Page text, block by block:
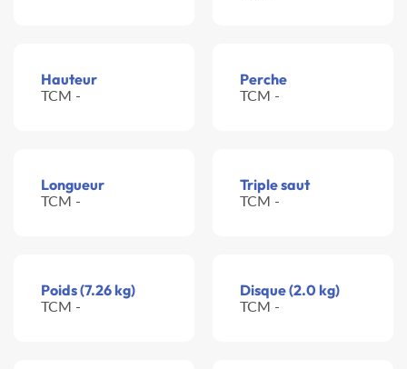
Hauteur
TCM -
Perche
TCM -
Longueur
TCM -
Triple saut
TCM -
Poids (7.26 kg)
TCM -
Disque (2.0 kg)
TCM -